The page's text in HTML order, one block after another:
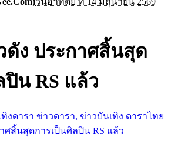
ดัง ประกาศสิ้นสุด
ปิน RS แล้ว
ทิงดารา ข่าวดารา, ข่าวบันเทิง ดาราไทย
ศสิ้นสุดการเป็นศิลปิน RS แล้ว